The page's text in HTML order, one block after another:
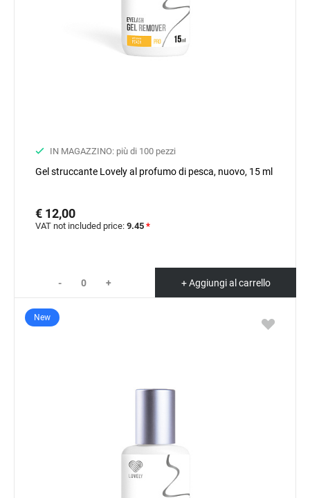
IN MAGAZZINO: più di 100 pezzi
Gel struccante Lovely al profumo di pesca, nuovo, 15 ml
€ 12,00
VAT not included price: 9.45 *
- + + Aggiungi al carrello
New